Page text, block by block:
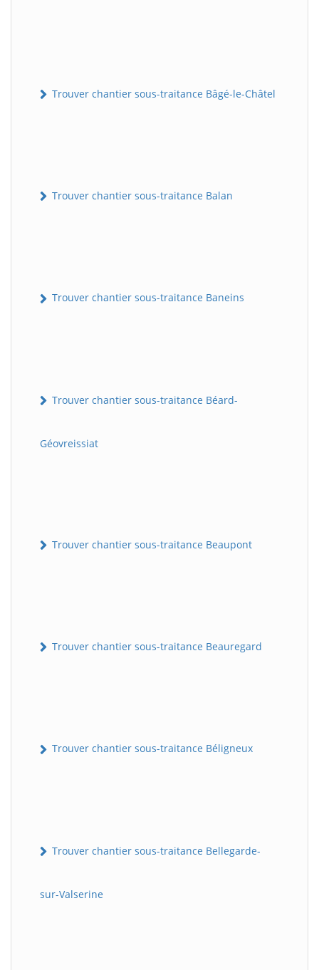
Trouver chantier sous-traitance Bâgé-le-Châtel
Trouver chantier sous-traitance Balan
Trouver chantier sous-traitance Baneins
Trouver chantier sous-traitance Béard-
Géovreissiat
Trouver chantier sous-traitance Beaupont
Trouver chantier sous-traitance Beauregard
Trouver chantier sous-traitance Béligneux
Trouver chantier sous-traitance Bellegarde-
sur-Valserine